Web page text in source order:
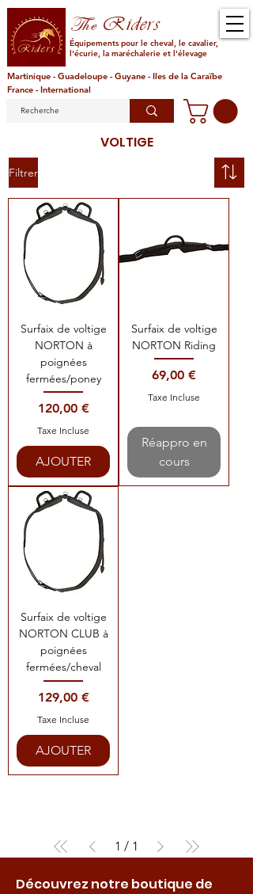
TheRiders
Équipements pour le cheval, le cavalier,
l'écurie, la maréchalerie et l'élevage
Martinique - Guadeloupe - Guyane - Iles de la Caraïbe
France - International
VOLTIGE
Filtrer
Surfaix de voltige
NORTON à
poignées
fermées/poney
Prix
120,00 €
Taxe Incluse
AJOUTER
Surfaix de voltige
NORTON Riding
Prix
69,00 €
Taxe Incluse
Réappro en
cours
Surfaix de voltige
NORTON CLUB à
poignées
fermées/cheval
Prix
129,00 €
Taxe Incluse
AJOUTER
1 / 1
Découvrez notre boutique de